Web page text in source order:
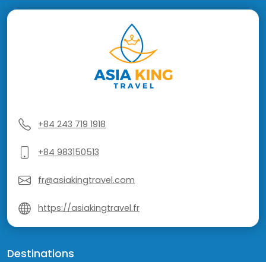
+84 243 719 1918
+84 983150513
fr@asiakingtravel.com
https://asiakingtravel.fr
Destinations